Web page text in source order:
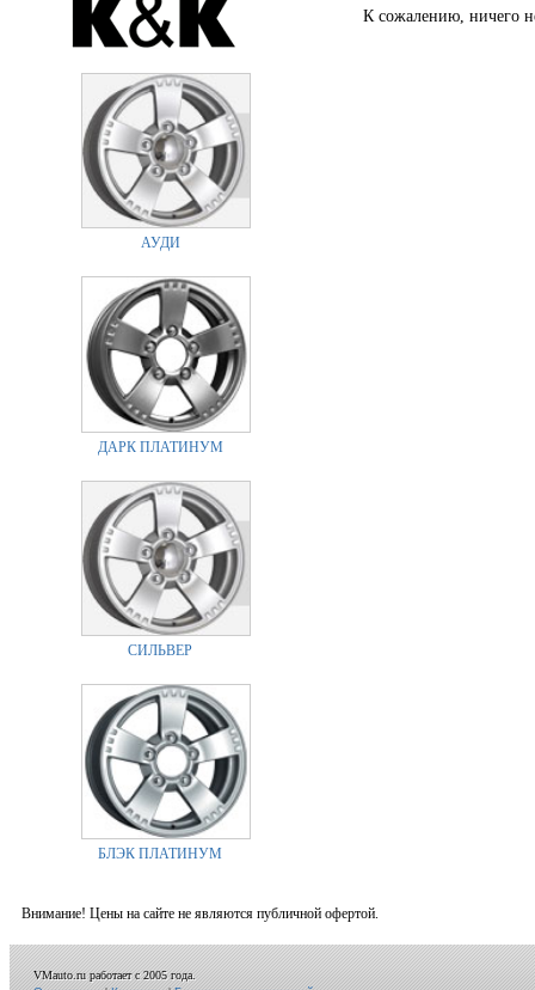
АУДИ
ДАРК ПЛАТИНУМ
СИЛЬВЕР
БЛЭК ПЛАТИНУМ
К сожалению, ничего
Внимание! Цены на сайте не являются публичной офертой.
VMauto.ru работает с 2005 года.